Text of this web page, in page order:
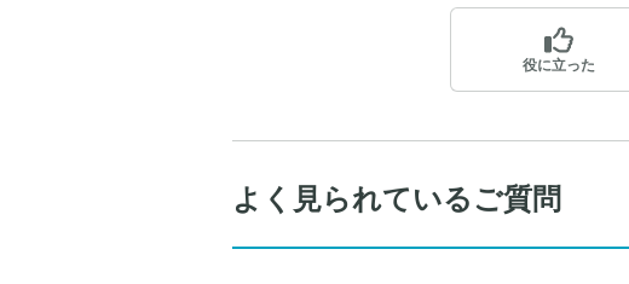
役に立った
よく見られているご質問